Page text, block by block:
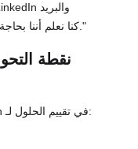
الإلكتروني و WhatsApp. كنا نعلم أننا بحاجة إلى نظام أفضل."
نقطة
في أوائل عام 2024 ، بدأ فريق Brighttech في تقييم الحلول لـ: